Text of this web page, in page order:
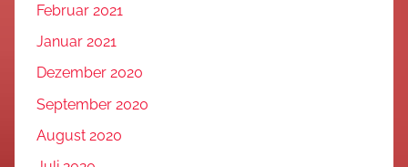
Februar 2021
Januar 2021
Dezember 2020
September 2020
August 2020